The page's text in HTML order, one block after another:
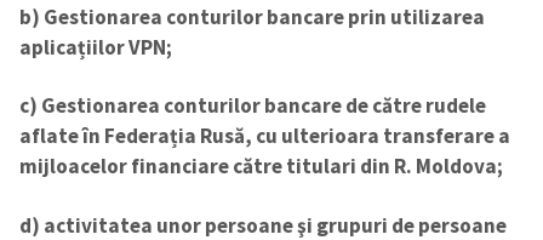
b) Gestionarea conturilor bancare prin utilizarea
aplicațiilor VPN;
c) Gestionarea conturilor bancare de către rudele
aflate în Federația Rusă, cu ulterioara transferare a
mijloacelor financiare către titulari din R. Moldova;
d) activitatea unor persoane şi grupuri de persoane